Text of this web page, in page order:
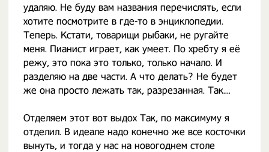
удаляю. Не буду вам названия перечислять, если
хотите посмотрите в где-то в энциклопедии.
Теперь. Кстати, товарищи рыбаки, не ругайте
меня. Пианист играет, как умеет. По хребту я её
режу, это пока это только, только начало. И
разделяю на две части. А что делать? Не будет
же она просто лежать так, разрезанная. Так....
Отделяем этот вот выдох Так, по максимуму я
отделил. В идеале надо конечно же все косточки
вынуть, и тогда у нас на новогоднем столе